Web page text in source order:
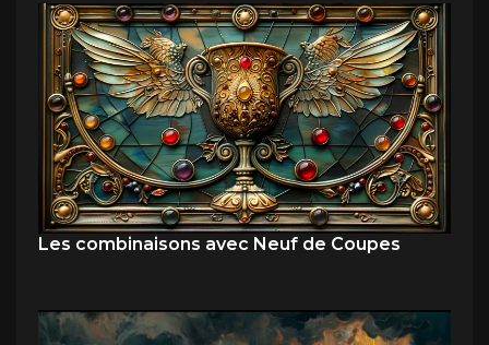
Les combinaisons avec Neuf de Coupes